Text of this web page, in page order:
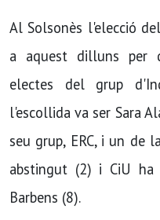
Al Solsonès l'elecció
a aquest dilluns per
electes del grup
l'escollida va ser Sara
seu grup, ERC, i un de
abstingut (2) i CiU
Barbens (8).